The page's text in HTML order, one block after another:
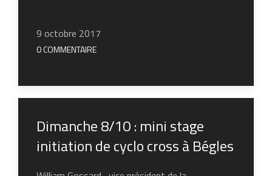
9 octobre 2017
0 COMMENTAIRE
Dimanche 8/10 : mini stage
initiation de cyclo cross à Bégles